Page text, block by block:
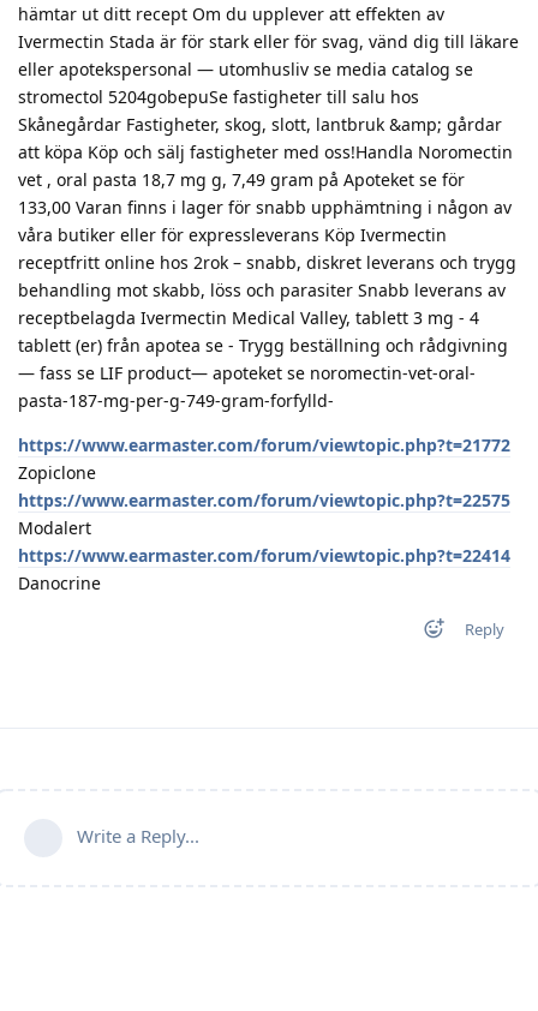
hämtar ut ditt recept Om du upplever att effekten av
Ivermectin Stada är för stark eller för svag, vänd dig till läkare
eller apotekspersonal — utomhusliv se media catalog se
stromectol 5204gobepuSe fastigheter till salu hos
Skånegårdar Fastigheter, skog, slott, lantbruk &amp; gårdar
att köpa Köp och sälj fastigheter med oss!Handla Noromectin
vet , oral pasta 18,7 mg g, 7,49 gram på Apoteket se för
133,00 Varan finns i lager för snabb upphämtning i någon av
våra butiker eller för expressleverans Köp Ivermectin
receptfritt online hos 2rok – snabb, diskret leverans och trygg
behandling mot skabb, löss och parasiter Snabb leverans av
receptbelagda Ivermectin Medical Valley, tablett 3 mg - 4
tablett (er) från apotea se - Trygg beställning och rådgivning
— fass se LIF product— apoteket se noromectin-vet-oral-
pasta-187-mg-per-g-749-gram-forfylld-
https://www.earmaster.com/forum/viewtopic.php?t=21772
Zopiclone
https://www.earmaster.com/forum/viewtopic.php?t=22575
Modalert
https://www.earmaster.com/forum/viewtopic.php?t=22414
Danocrine
Reply
Write a Reply...